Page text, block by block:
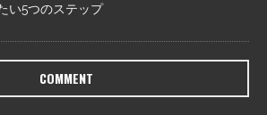
い5つのステップ
COMMENT